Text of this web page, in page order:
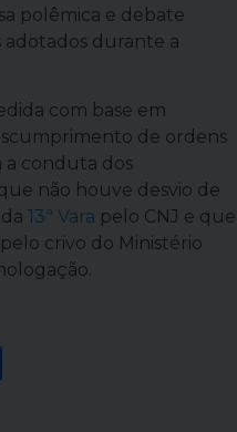
polêmica e debate
adotados durante a
com base em
de ordens
a conduta dos
não houve desvio de
13ª Vara pelo CNJ e que
crivo do Ministério